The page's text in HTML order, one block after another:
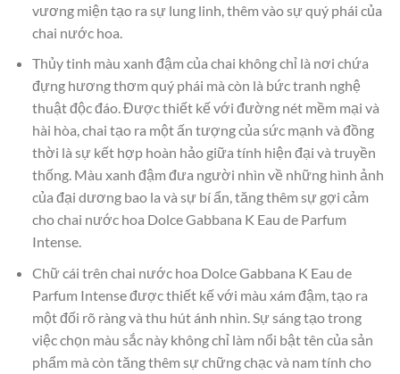
vương miện tạo ra sự lung linh, thêm vào sự quý phái của
chai nước hoa.
Thủy tinh màu xanh đậm của chai không chỉ là nơi chứa
đựng hương thơm quý phái mà còn là bức tranh nghệ
thuật độc đáo. Được thiết kế với đường nét mềm mại và
hài hòa, chai tạo ra một ấn tượng của sức mạnh và đồng
thời là sự kết hợp hoàn hảo giữa tính hiện đại và truyền
thống. Màu xanh đậm đưa người nhìn về những hình ảnh
của đại dương bao la và sự bí ẩn, tăng thêm sự gợi cảm
cho chai nước hoa Dolce Gabbana K Eau de Parfum
Intense.
Chữ cái trên chai nước hoa Dolce Gabbana K Eau de
Parfum Intense được thiết kế với màu xám đậm, tạo ra
một đối rõ ràng và thu hút ánh nhìn. Sự sáng tạo trong
việc chọn màu sắc này không chỉ làm nổi bật tên của sản
phẩm mà còn tăng thêm sự chững chạc và nam tính cho